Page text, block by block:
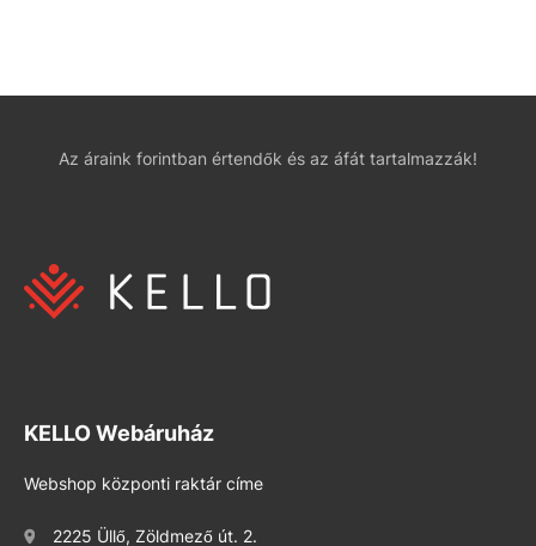
Az áraink forintban értendők és az áfát tartalmazzák!
KELLO Webáruház
Webshop központi raktár címe
2225 Üllő, Zöldmező út. 2.